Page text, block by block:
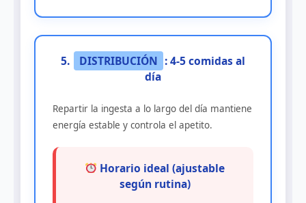
5. DISTRIBUCIÓN : 4-5 comidas al
día
Repartir la ingesta a lo largo del día mantiene
energía estable y controla el apetito.
Horario ideal (ajustable
según rutina)